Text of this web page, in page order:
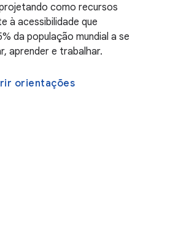
como recursos
à acessibilidade que
da população mundial a se
aprender e trabalhar.
orientações